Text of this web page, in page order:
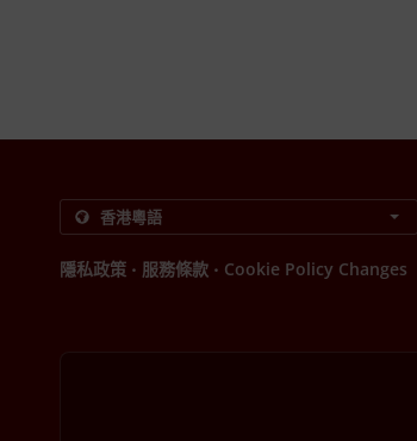
隱私政策 . 服務條款 . Cookie Policy Changes